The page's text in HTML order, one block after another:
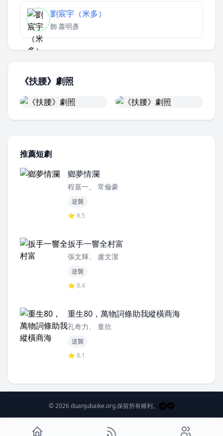
劉宸宇（米多）
飾蕭明彥
《扶腰》劇照
推薦短劇
鄉夢情瀾
程嘉一、 常倫豪
逆襲
⭐ 8.5
扳手一響全村富
張文輝、 盧文潔
逆襲
⭐ 8.4
重生80，萬物詞條助我縱橫商海
孔奇力、 童欣
逆襲
⭐ 8.1
© 2026 duanjubaike.org.保留所有權利。